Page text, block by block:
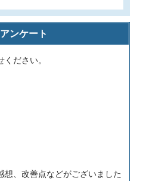
ンケート
ださい。
想、改善点などがございました